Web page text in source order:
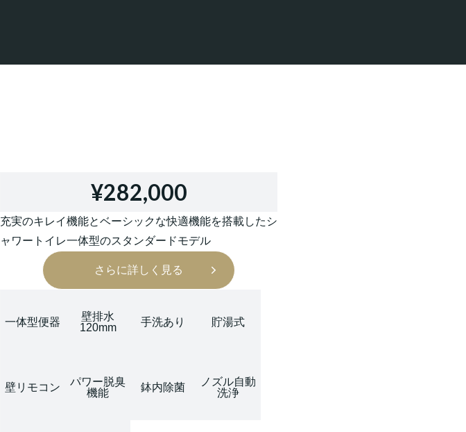
¥282,000
充実のキレイ機能とベーシックな快適機能を搭載したシ
ャワートイレ一体型のスタンダードモデル
さらに詳しく見る
一体型便器
壁排水
120mm
手洗あり 貯湯式
壁リモコン
パワー脱臭
機能
鉢内除菌
ノズル自動
洗浄